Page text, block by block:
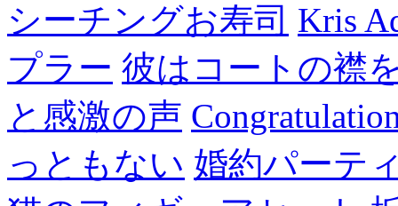
シーチングお寿司 Kris
プラー 彼はコートの襟
と感激の声
っともない 婚約パーテ